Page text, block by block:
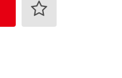
ム版